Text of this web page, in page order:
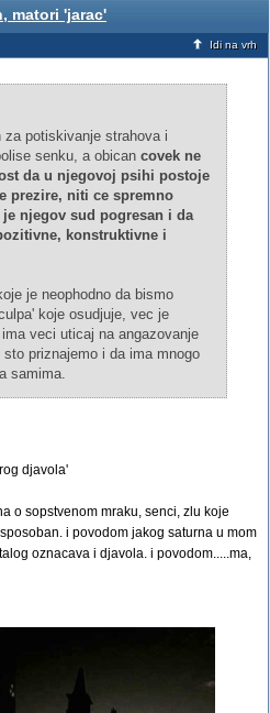
matori 'jarac'
Idi na vrh
potiskivanje strahova i
senku, a obican covek ne
da u njegovoj psihi postoje
prezire, niti ce spremno
njegov sud pogresan i da
konstruktivne i
je neophodno da bismo
koje osudjuje, vec je
veci uticaj na angazovanje
priznajemo i da ima mnogo
samima.
djavola'
o sopstvenom mraku, senci, zlu koje
i povodom jakog saturna u mom
oznacava i djavola. i povodom.....ma,